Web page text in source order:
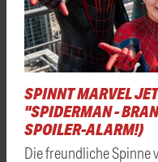
SPINNT MARVEL
"SPIDERMAN -
SPOILER-ALARM!)
Die freundliche Spinne